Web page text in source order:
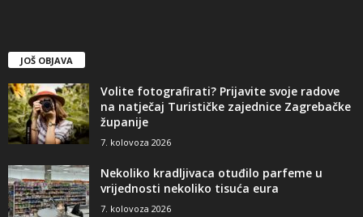
JOŠ OBJAVA
Volite fotografirati? Prijavite svoje radove
na natječaj Turističke zajednice Zagrebačke
županije
7. kolovoza 2026
Nekoliko kradljivaca otuđilo parfeme u
vrijednosti nekoliko tisuća eura
7. kolovoza 2026